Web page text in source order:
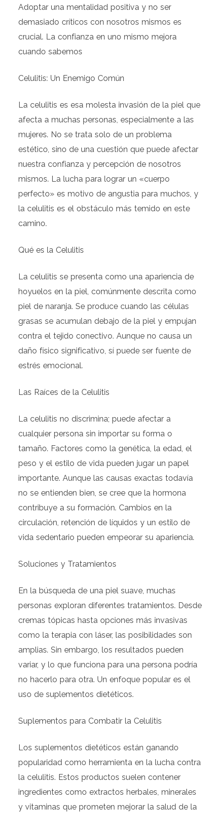
Adoptar una mentalidad positiva y no ser
demasiado críticos con nosotros mismos es
crucial. La confianza en uno mismo mejora
cuando sabemos
Celulitis: Un Enemigo Común
La celulitis es esa molesta invasión de la piel que
afecta a muchas personas, especialmente a las
mujeres. No se trata solo de un problema
estético, sino de una cuestión que puede afectar
nuestra confianza y percepción de nosotros
mismos. La lucha para lograr un «cuerpo
perfecto» es motivo de angustia para muchos, y
la celulitis es el obstáculo más temido en este
camino.
Qué es la Celulitis
La celulitis se presenta como una apariencia de
hoyuelos en la piel, comúnmente descrita como
piel de naranja. Se produce cuando las células
grasas se acumulan debajo de la piel y empujan
contra el tejido conectivo. Aunque no causa un
daño físico significativo, sí puede ser fuente de
estrés emocional.
Las Raíces de la Celulitis
La celulitis no discrimina; puede afectar a
cualquier persona sin importar su forma o
tamaño. Factores como la genética, la edad, el
peso y el estilo de vida pueden jugar un papel
importante. Aunque las causas exactas todavía
no se entienden bien, se cree que la hormona
contribuye a su formación. Cambios en la
circulación, retención de líquidos y un estilo de
vida sedentario pueden empeorar su apariencia.
Soluciones y Tratamientos
En la búsqueda de una piel suave, muchas
personas exploran diferentes tratamientos. Desde
cremas tópicas hasta opciones más invasivas
como la terapia con láser, las posibilidades son
amplias. Sin embargo, los resultados pueden
variar, y lo que funciona para una persona podría
no hacerlo para otra. Un enfoque popular es el
uso de suplementos dietéticos.
Suplementos para Combatir la Celulitis
Los suplementos dietéticos están ganando
popularidad como herramienta en la lucha contra
la celulitis. Estos productos suelen contener
ingredientes como extractos herbales, minerales
y vitaminas que prometen mejorar la salud de la